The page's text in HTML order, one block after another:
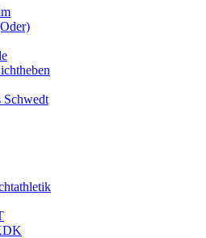
Schwedt